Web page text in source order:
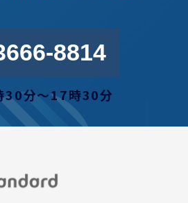
8814
30分〜17時30分